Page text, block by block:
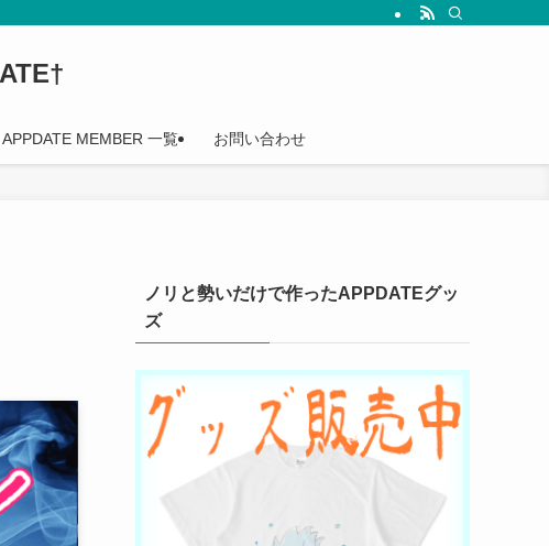
APPDATE MEMBER 一覧 お問い合わせ
ノリと勢いだけで作ったAPPDATEグッ
ズ